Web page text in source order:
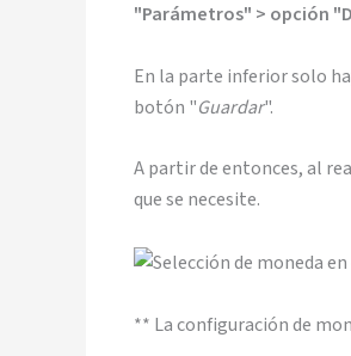
"Parámetros" > opción
En la parte inferior solo
botón "Guardar".
A partir de entonces, al
que se necesite.
** La configuración de